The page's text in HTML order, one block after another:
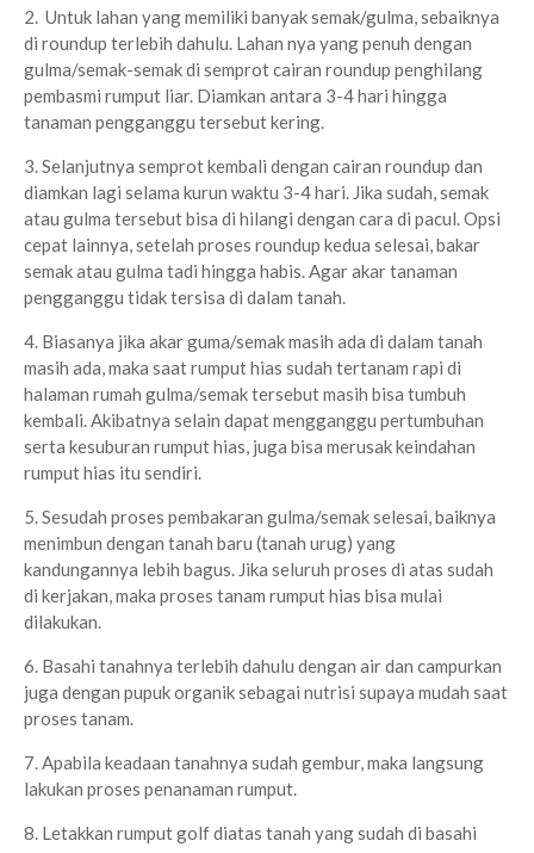
2. Untuk lahan yang memiliki banyak semak/gulma, sebaiknya
di roundup terlebih dahulu. Lahan nya yang penuh dengan
gulma/semak-semak di semprot cairan roundup penghilang
pembasmi rumput liar. Diamkan antara 3-4 hari hingga
tanaman pengganggu tersebut kering.
3. Selanjutnya semprot kembali dengan cairan roundup dan
diamkan lagi selama kurun waktu 3-4 hari. Jika sudah, semak
atau gulma tersebut bisa di hilangi dengan cara di pacul. Opsi
cepat lainnya, setelah proses roundup kedua selesai, bakar
semak atau gulma tadi hingga habis. Agar akar tanaman
pengganggu tidak tersisa di dalam tanah.
4. Biasanya jika akar guma/semak masih ada di dalam tanah
masih ada, maka saat rumput hias sudah tertanam rapi di
halaman rumah gulma/semak tersebut masih bisa tumbuh
kembali. Akibatnya selain dapat mengganggu pertumbuhan
serta kesuburan rumput hias, juga bisa merusak keindahan
rumput hias itu sendiri.
5. Sesudah proses pembakaran gulma/semak selesai, baiknya
menimbun dengan tanah baru (tanah urug) yang
kandungannya lebih bagus. Jika seluruh proses di atas sudah
di kerjakan, maka proses tanam rumput hias bisa mulai
dilakukan.
6. Basahi tanahnya terlebih dahulu dengan air dan campurkan
juga dengan pupuk organik sebagai nutrisi supaya mudah saat
proses tanam.
7. Apabila keadaan tanahnya sudah gembur, maka langsung
lakukan proses penanaman rumput.
8. Letakkan rumput golf diatas tanah yang sudah di basahi